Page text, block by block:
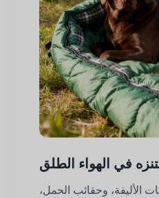
في الهواء الطلق
الأليفة، وحقائب الحمل،